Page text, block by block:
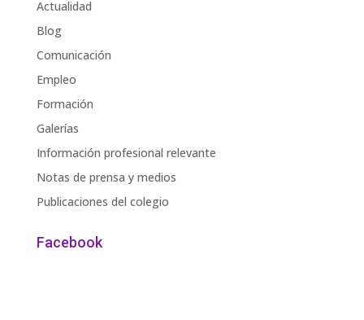
Actualidad
Blog
Comunicación
Empleo
Formación
Galerías
Información profesional relevante
Notas de prensa y medios
Publicaciones del colegio
Facebook